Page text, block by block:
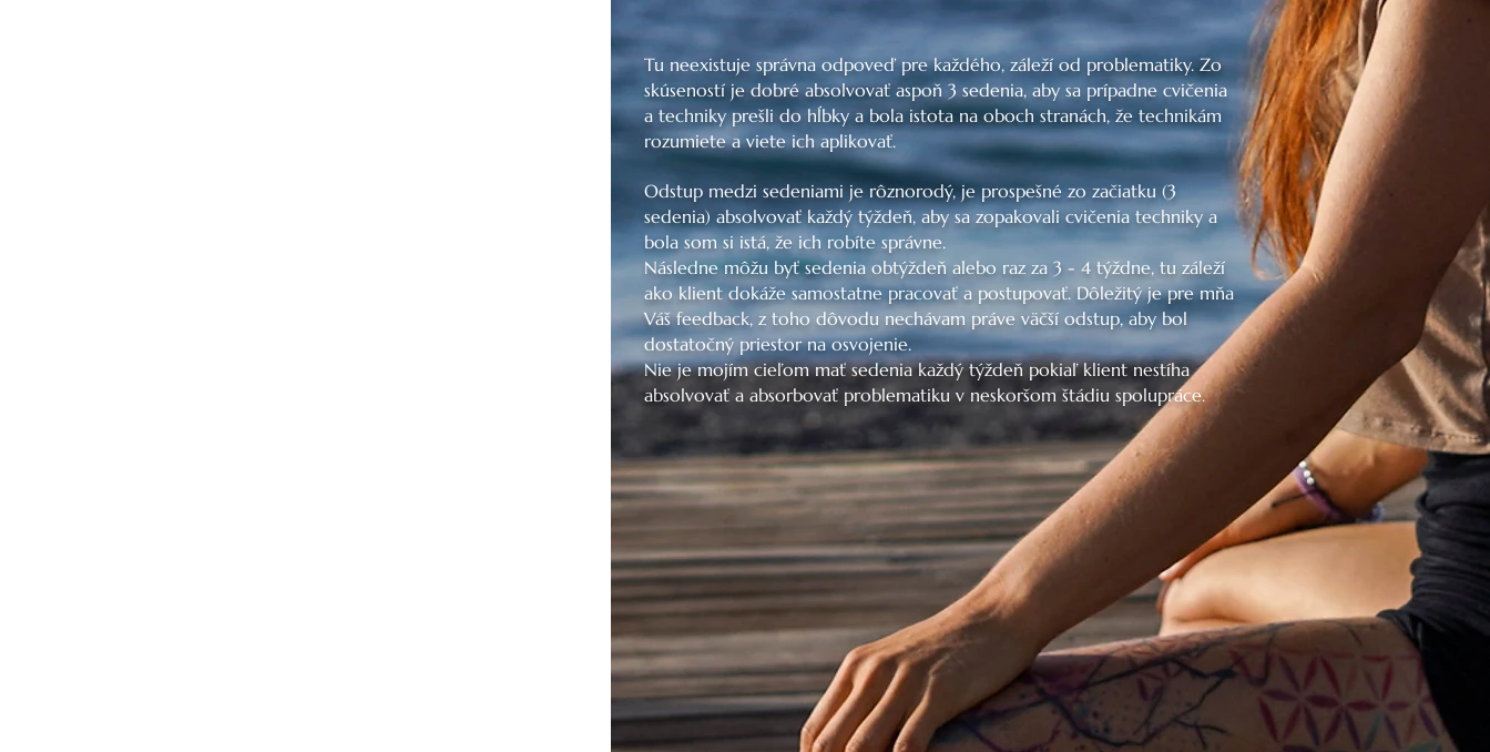
Tu neexistuje správna odpoveď pre každého, záleží od problematiky. Zo
skúseností je dobré absolvovať aspoň 3 sedenia, aby sa prípadne cvičenia
a techniky prešli do hĺbky a bola istota na oboch stranách, že technikám
rozumiete a viete ich aplikovať.
Odstup medzi sedeniami je rôznorodý, je prospešné zo začiatku (3
sedenia) absolvovať každý týždeň, aby sa zopakovali cvičenia techniky a
bola som si istá, že ich robíte správne.
Následne môžu byť sedenia obtýždeň alebo raz za 3 - 4 týždne, tu záleží
ako klient dokáže samostatne pracovať a postupovať. Dôležitý je pre mňa
Váš feedback, z toho dôvodu nechávam práve väčší odstup, aby bol
dostatočný priestor na osvojenie.
Nie je mojím cieľom mať sedenia každý týždeň pokiaľ klient nestíha
absolvovať a absorbovať problematiku v neskoršom štádiu spolupráce.